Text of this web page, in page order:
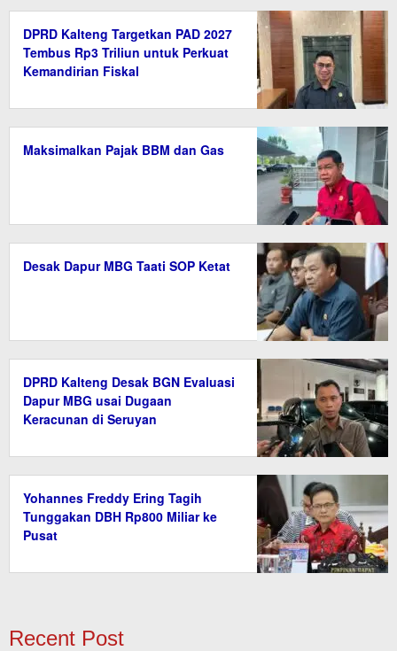
DPRD Kalteng Targetkan PAD 2027
Tembus Rp3 Triliun untuk Perkuat
Kemandirian Fiskal
Maksimalkan Pajak BBM dan Gas
Desak Dapur MBG Taati SOP Ketat
DPRD Kalteng Desak BGN Evaluasi
Dapur MBG usai Dugaan
Keracunan di Seruyan
Yohannes Freddy Ering Tagih
Tunggakan DBH Rp800 Miliar ke
Pusat
Recent Post